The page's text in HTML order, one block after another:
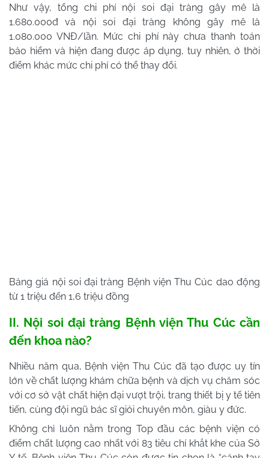
Như vậy, tổng chi phí nội soi đại tràng gây mê là
1.680.000đ và nội soi đại tràng không gây mê là
1.080.000 VNĐ/lần. Mức chi phí này chưa thanh toán
bảo hiểm và hiện đang được áp dụng, tuy nhiên, ở thời
điểm khác mức chi phí có thể thay đổi.
Bảng giá nội soi đại tràng Bệnh viện Thu Cúc dao động
từ 1 triệu đến 1,6 triệu đồng
II. Nội soi đại tràng Bệnh viện Thu Cúc cần
đến khoa nào?
Nhiều năm qua, Bệnh viện Thu Cúc đã tạo được uy tín
lớn về chất lượng khám chữa bệnh và dịch vụ chăm sóc
với cơ sở vật chất hiện đại vượt trội, trang thiết bị y tế tiên
tiến, cùng đội ngũ bác sĩ giỏi chuyên môn, giàu y đức.
Không chỉ luôn nằm trong Top đầu các bệnh viện có
điểm chất lượng cao nhất với 83 tiêu chí khắt khe của Sở